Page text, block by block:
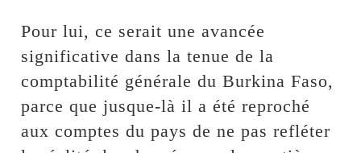
Pour lui, ce serait une avancée
significative dans la tenue de la
comptabilité générale du Burkina Faso,
parce que jusque-là il a été reproché
aux comptes du pays de ne pas refléter